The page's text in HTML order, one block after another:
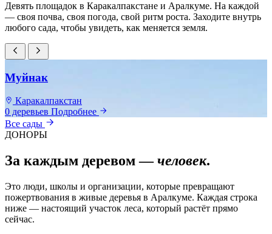
Девять площадок в Каракалпакстане и Аралкуме. На каждой
— своя почва, своя погода, свой ритм роста. Заходите внутрь
любого сада, чтобы увидеть, как меняется земля.
Муйнак
Каракалпакстан
0 деревьев Подробнее
Все сады
ДОНОРЫ
За каждым деревом —человек.
Это люди, школы и организации, которые превращают
пожертвования в живые деревья в Аралкуме. Каждая строка
ниже — настоящий участок леса, который растёт прямо
сейчас.